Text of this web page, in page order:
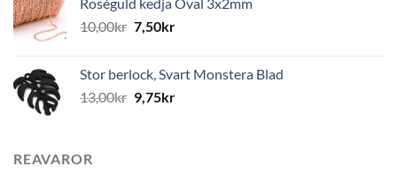
10,00kr 7,50kr
Stor berlock, Svart Monstera Blad
13,00kr 9,75kr
REAVAROR